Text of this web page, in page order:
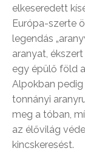
elkeseredett
Európa-szerte
legendás
aranyat,
egy épülő föld
Alpokban
tonnányi
meg a tóban,
az élővilág
kincskeresést.